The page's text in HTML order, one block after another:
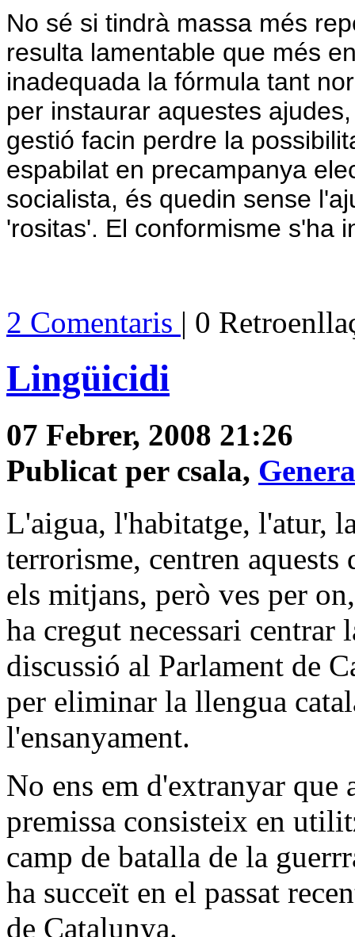
No sé si tindrà massa més
resulta lamentable que més
inadequada la fórmula tant
per instaurar aquestes
gestió facin perdre la
espabilat en precampanya
socialista, és quedin sense
'rositas'. El conformisme s'ha
2 Comentaris | 0
Lingüicidi
07 Febrer, 2008 21:26
Publicat per csala,
L'aigua, l'habitatge, l'atur,
terrorisme, centren
els mitjans, però ves per
ha cregut necessari
discussió al Parlament de
per eliminar la llengua
l'ensanyament.
No ens em d'extranyar
premissa consisteix en
camp de batalla de la
ha succeït en el passat
de Catalunya.